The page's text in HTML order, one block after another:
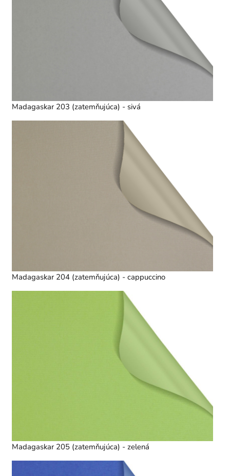
Madagaskar 203 (zatemňujúca) - sivá
Madagaskar 204 (zatemňujúca) - cappuccino
Madagaskar 205 (zatemňujúca) - zelená